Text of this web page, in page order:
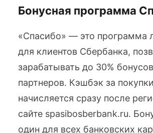
Бонусная программа
«Спасибо» — это программа
для клиентов Сбербанка,
зарабатывать до 30%
партнеров. Кэшбэк за покупки
начисляется сразу после
сайте spasibosberbank.ru.
один для всех банковских